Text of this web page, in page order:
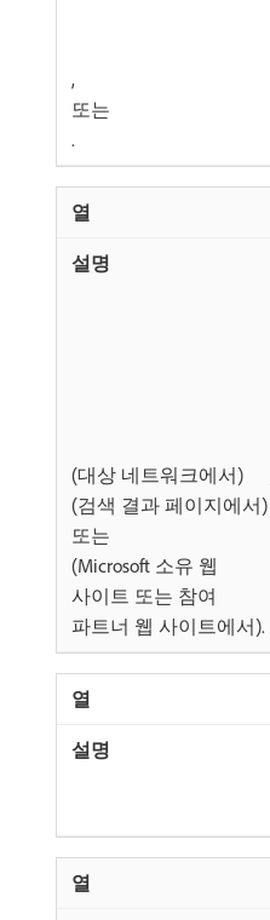
,
또는
.
(대상 네트워크에서)
(검색 결과 페이지에서)
또는
(Microsoft 소유 웹
사이트 또는 참여
파트너 웹 사이트에서).